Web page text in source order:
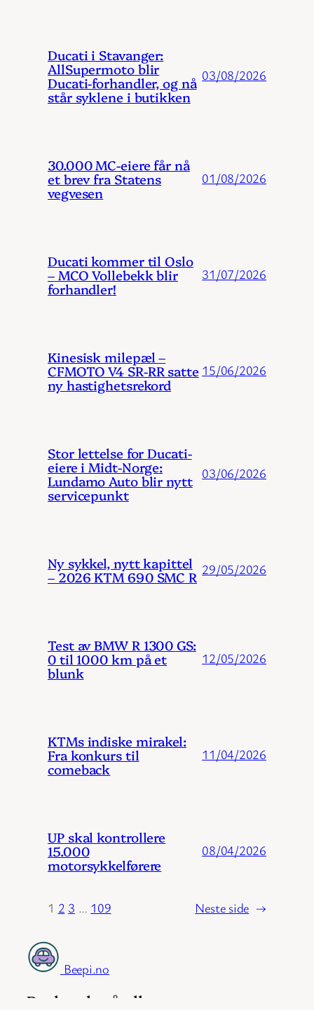
Ducati i Stavanger:
AllSupermoto blir
Ducati-forhandler, og nå
står syklene i butikken
03/08/2026
30.000 MC-eiere får nå
et brev fra Statens
vegvesen
01/08/2026
Ducati kommer til Oslo
– MCO Vollebekk blir
forhandler!
31/07/2026
Kinesisk milepæl –
CFMOTO V4 SR-RR satte
ny hastighetsrekord
15/06/2026
Stor lettelse for Ducati-
eiere i Midt-Norge:
Lundamo Auto blir nytt
servicepunkt
03/06/2026
Ny sykkel, nytt kapittel
– 2026 KTM 690 SMC R 29/05/2026
Test av BMW R 1300 GS:
0 til 1000 km på et
blunk
12/05/2026
KTMs indiske mirakel:
Fra konkurs til
comeback
11/04/2026
UP skal kontrollere
15.000
motorsykkelførere
08/04/2026
1 2 3 … 109 Neste side →
Beepi.no
Rask søk på alle